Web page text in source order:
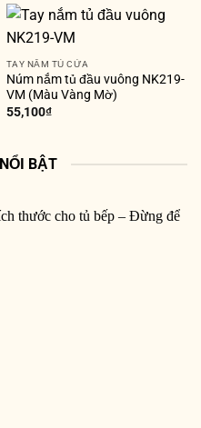
TAY NẮM TỦ CỬA
Núm nắm tủ đầu vuông NK219-
VM (Màu Vàng Mờ)
55,100₫
BẬT